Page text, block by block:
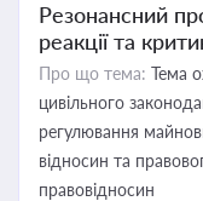
Резонансний
реакції та
Про що тема: Тема
цивільного
регулювання
відносин та
правовідносин